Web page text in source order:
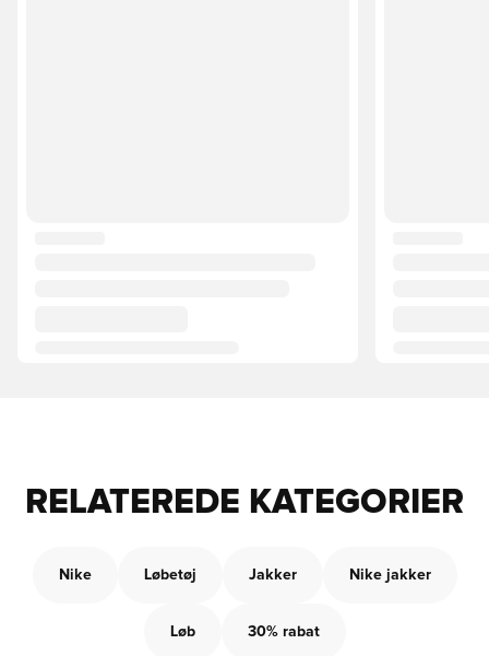
RELATEREDE KATEGORIER
Nike Løbetøj Jakker Nike jakker
Løb 30% rabat